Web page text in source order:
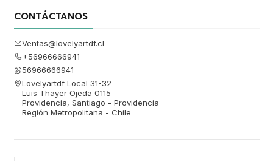
CONTÁCTANOS
Ventas@lovelyartdf.cl
+56966666941
56966666941
Lovelyartdf Local 31-32
Luis Thayer Ojeda 0115
Providencia, Santiago - Providencia
Región Metropolitana - Chile